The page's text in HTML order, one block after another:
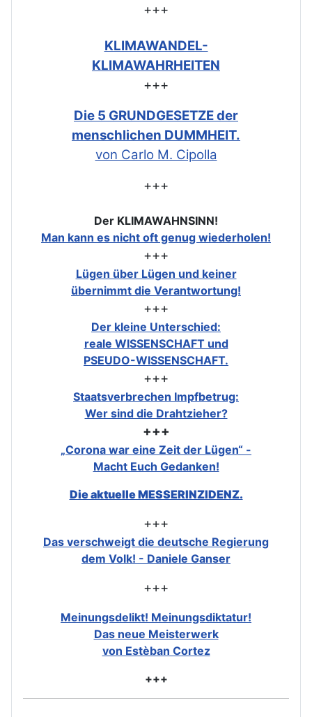
+++
KLIMAWANDEL-
KLIMAWAHRHEITEN
+++
Die 5 GRUNDGESETZE der
menschlichen DUMMHEIT.
von Carlo M. Cipolla
+++
Der KLIMAWAHNSINN!
Man kann es nicht oft genug wiederholen!
+++
Lügen über Lügen und keiner
übernimmt die Verantwortung!
+++
Der kleine Unterschied:
reale WISSENSCHAFT und
PSEUDO-WISSENSCHAFT.
+++
Staatsverbrechen Impfbetrug:
Wer sind die Drahtzieher?
+++
„Corona war eine Zeit der Lügen“ -
Macht Euch Gedanken!
Die aktuelle MESSERINZIDENZ.
+++
Das verschweigt die deutsche Regierung
dem Volk! - Daniele Ganser
+++
Meinungsdelikt! Meinungsdiktatur!
Das neue Meisterwerk
von Estèban Cortez
+++